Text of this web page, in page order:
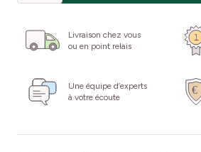
Livraison chez vous
ou en point relais
Une équipe d’experts
à votre écoute